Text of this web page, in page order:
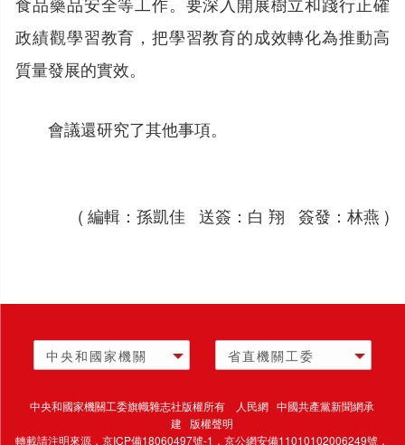
政績觀學習教育，把學習教育的成效轉化為推動高
質量發展的實效。
會議還研究了其他事項。
( 編輯：孫凱佳 送簽：白 翔 簽發：林燕 )
中央和國家機關 省直機關工委
中央和國家機關工委旗幟雜志社版權所有 人民網 中國共產黨新聞網承
建 版權聲明
轉載請注明來源，京ICP備18060497號-1 ，京公網安備11010102006249號，